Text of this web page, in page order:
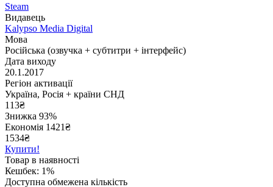
Steam
Видавець
Kalypso Media Digital
Мова
Російська (озвучка + субтитри + інтерфейс)
Дата виходу
20.1.2017
Регіон активації
Україна, Росія + країни СНД
113₴
Знижка 93%
Економія 1421₴
1534₴
Купити!
Товар в наявності
Кешбек: 1%
Доступна обмежена кількість